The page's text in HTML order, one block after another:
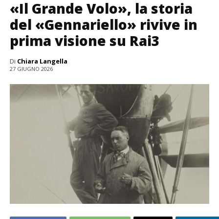
«Il Grande Volo», la storia
del «Gennariello» rivive in
prima visione su Rai3
Di Chiara Langella
27 GIUGNO 2026